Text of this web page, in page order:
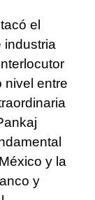
el
industria
nivel entre
y la
y